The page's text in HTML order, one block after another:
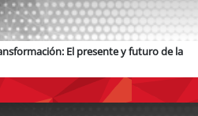
El presente y futuro de la